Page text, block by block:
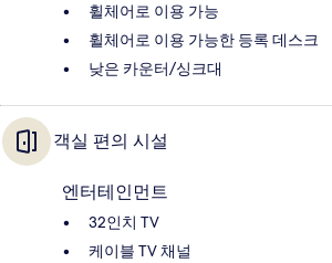
휠체어로 이용 가능
휠체어로 이용 가능한 등록 데스크
낮은 카운터/싱크대
객실 편의 시설
엔터테인먼트
32인치 TV
케이블 TV 채널